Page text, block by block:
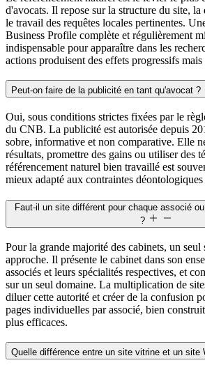
d'avocats. Il repose sur la structure du site, la
le travail des requêtes locales pertinentes.
Business Profile complète et régulièrement
indispensable pour apparaître dans les
actions produisent des effets progressifs mais
Peut-on faire de la publicité en tant qu'avocat ?
Oui, sous conditions strictes fixées par le
du CNB. La publicité est autorisée depuis
sobre, informative et non comparative. Elle
résultats, promettre des gains ou utiliser des
référencement naturel bien travaillé est
mieux adapté aux contraintes
Faut-il un site différent pour chaque associé
?
Pour la grande majorité des cabinets, un seul
approche. Il présente le cabinet dans son
associés et leurs spécialités respectives, et
sur un seul domaine. La multiplication de
diluer cette autorité et créer de la confusion
pages individuelles par associé, bien
plus efficaces.
Quelle différence entre un site vitrine et un site